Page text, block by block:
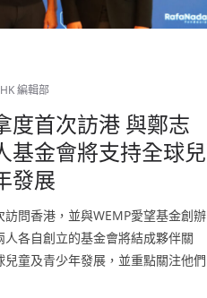
編輯部
度首次訪港 與鄭志
基金會將支持全球兒
發展
問香港，並與WEMP愛望基金創辦
人各自創立的基金會將結成夥伴關
兒童及青少年發展，並重點關注他們